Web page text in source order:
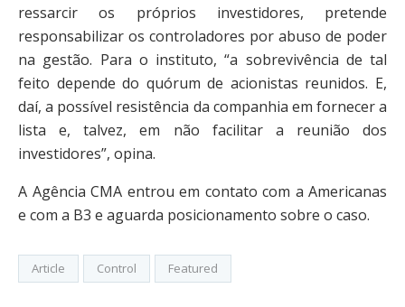
ressarcir os próprios investidores, pretende
responsabilizar os controladores por abuso de poder
na gestão. Para o instituto, “a sobrevivência de tal
feito depende do quórum de acionistas reunidos. E,
daí, a possível resistência da companhia em fornecer a
lista e, talvez, em não facilitar a reunião dos
investidores”, opina.
A Agência CMA entrou em contato com a Americanas
e com a B3 e aguarda posicionamento sobre o caso.
Article Control Featured